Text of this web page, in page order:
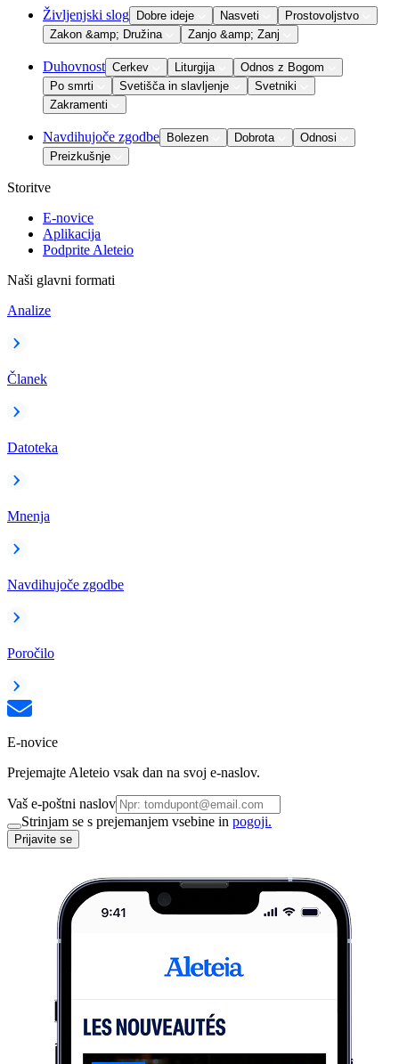
Življenjski slog Dobre ideje Nasveti
Prostovoljstvo
Zakon &amp; Družina
Zanjo &amp; Zanj
Duhovnost Cerkev Liturgija
Odnos z Bogom
Po smrti
Svetišča in slavljenje
Svetniki
Zakramenti
Navdihujoče zgodbe Bolezen Dobrota
Odnosi
Preizkušnje
Storitve
E-novice
Aplikacija
Podprite Aleteio
Naši glavni formati
Analize
Članek
Datoteka
Mnenja
Navdihujoče zgodbe
Poročilo
E-novice
Prejemajte Aleteio vsak dan na svoj e-naslov.
Vaš e-poštni naslov
Strinjam se s prejemanjem vsebine in pogoji.
Prijavite se